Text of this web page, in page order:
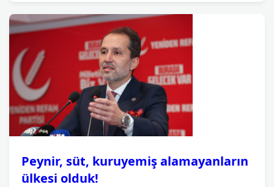
Peynir, süt, kuruyemiş alamayanların
ülkesi olduk!